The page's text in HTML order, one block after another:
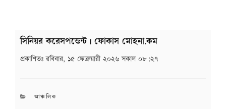
সিনিয়র করেসপন্ডেন্ট | ফোকাস মোহনা.কম
প্রকাশিতঃরবিবার, ১৫ ফেব্রুয়ারী ২০২৬ সকাল ০৮:২৭
CATEGORIES
আঞ্চলিক